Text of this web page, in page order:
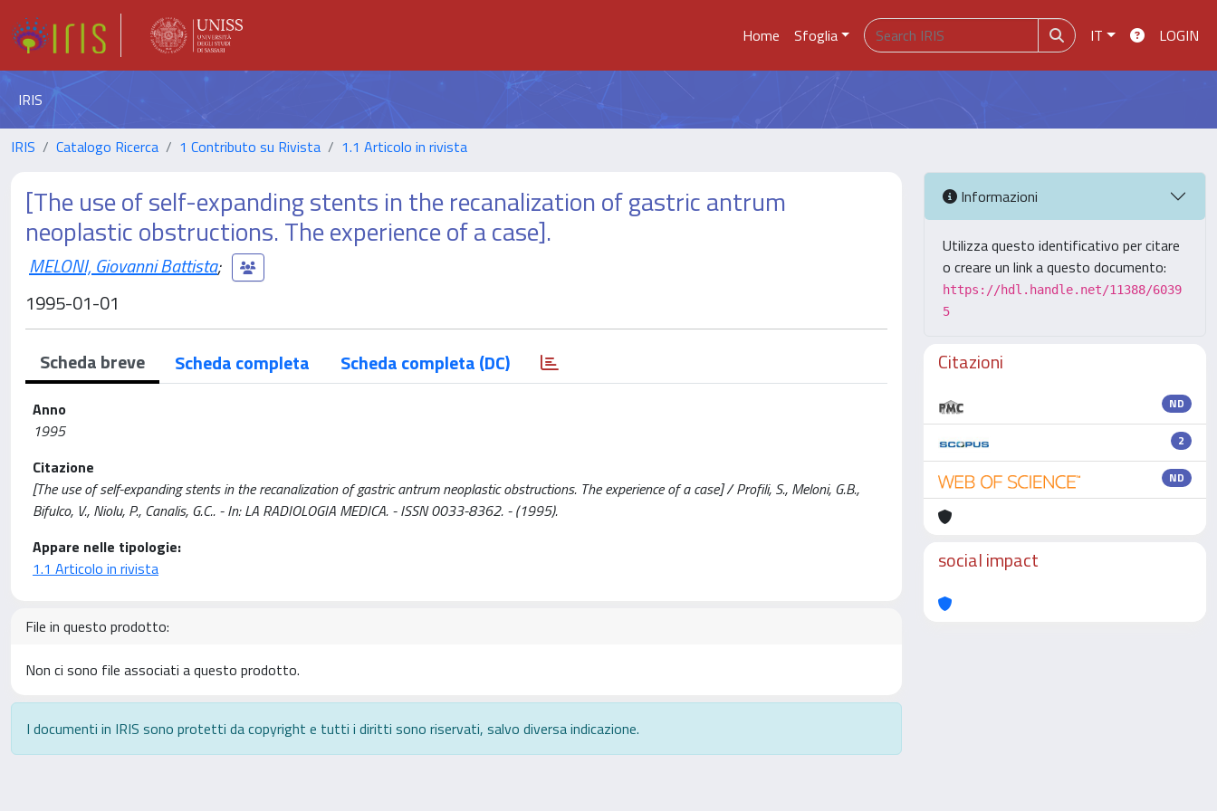
Home Sfoglia IT LOGIN
IRIS
IRIS Catalogo Ricerca 1 Contributo su Rivista 1.1 Articolo in rivista
[The use of self-expanding stents in the recanalization of gastric antrum
neoplastic obstructions. The experience of a case].
MELONI, Giovanni Battista;
1995-01-01
Scheda breve Scheda completa Scheda completa (DC)
Anno
1995
Citazione
[The use of self-expanding stents in the recanalization of gastric antrum neoplastic obstructions. The experience of a case] / Profili, S., Meloni, G.B.,
Bifulco, V., Niolu, P., Canalis, G.C.. - In: LA RADIOLOGIA MEDICA. - ISSN 0033-8362. - (1995).
Appare nelle tipologie:
1.1 Articolo in rivista
File in questo prodotto:
Non ci sono file associati a questo prodotto.
I documenti in IRIS sono protetti da copyright e tutti i diritti sono riservati, salvo diversa indicazione.
Informazioni
Utilizza questo identificativo per citare
o creare un link a questo documento:
https://hdl.handle.net/11388/6039
5
Citazioni
ND
2
ND
social impact